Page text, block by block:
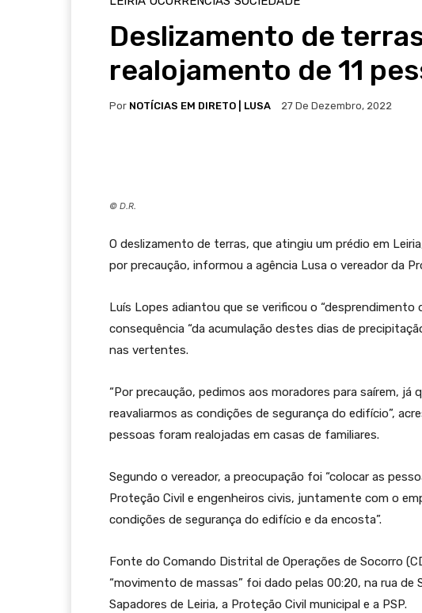
Deslizamento de
realojamento de 11
Por NOTÍCIAS EM DIRETO | LUSA 27 De Dezembro, 2022
© D.R.
O deslizamento de terras, que atingiu um prédio em
por precaução, informou a agência Lusa o vereador da
Luís Lopes adiantou que se verificou o
consequência “da acumulação destes dias de
nas vertentes.
“Por precaução, pedimos aos moradores para saírem, já
reavaliarmos as condições de segurança do edifício”,
pessoas foram realojadas em casas de familiares.
Segundo o vereador, a preocupação foi “colocar as
Proteção Civil e engenheiros civis, juntamente com o
condições de segurança do edifício e da encosta”.
Fonte do Comando Distrital de Operações de Socorro
“movimento de massas” foi dado pelas 00:20, na rua de
Sapadores de Leiria, a Proteção Civil municipal e a PSP.